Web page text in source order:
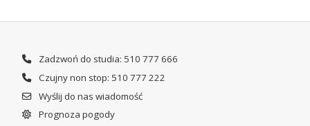
Zadzwoń do studia: 510 777 666
Czujny non stop: 510 777 222
Wyślij do nas wiadomość
Prognoza pogody